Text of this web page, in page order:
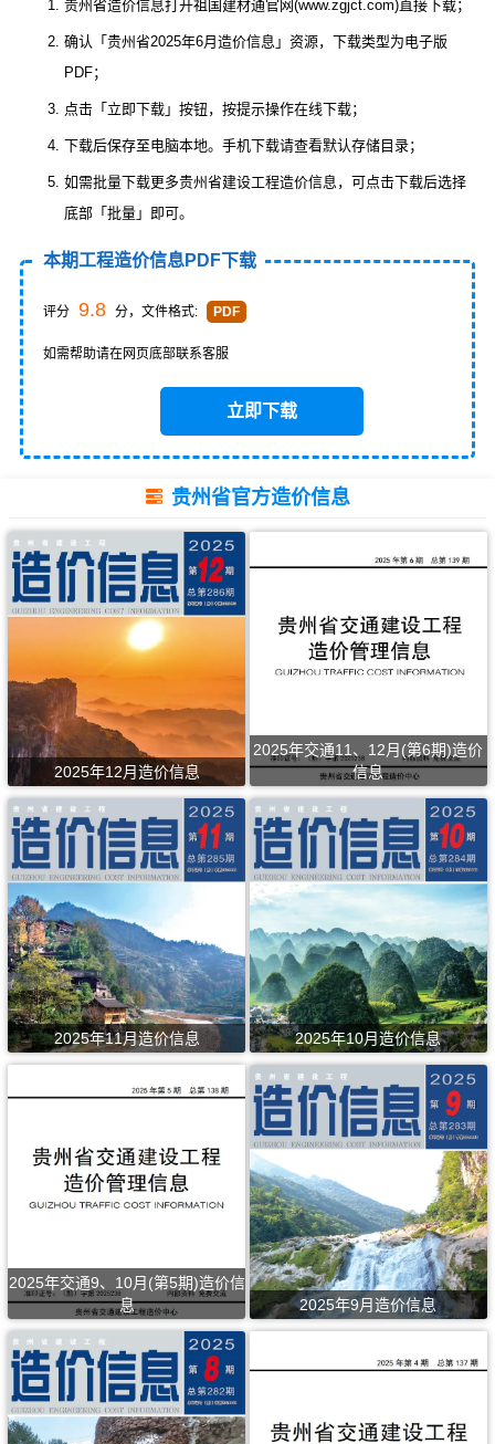
贵州省造价信息打开祖国建材通官网(www.zgjct.com)直接下载；
确认「贵州省2025年6月造价信息」资源，下载类型为电子版
PDF；
点击「立即下载」按钮，按提示操作在线下载；
下载后保存至电脑本地。手机下载请查看默认存储目录；
如需批量下载更多贵州省建设工程造价信息，可点击下载后选择
底部「批量」即可。
本期工程造价信息PDF下载
评分 9.8 分，文件格式: PDF
如需帮助请在网页底部联系客服
立即下载
贵州省官方造价信息
2025年12月造价信息
2025年交通11、12月(第6期)造价
信息
2025年11月造价信息 2025年10月造价信息
2025年交通9、10月(第5期)造价信
息
2025年9月造价信息